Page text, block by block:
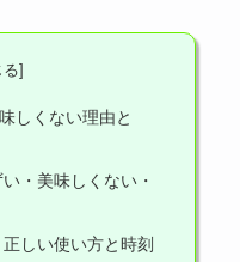
しくない理由と
・美味しくない・
しい使い方と時刻